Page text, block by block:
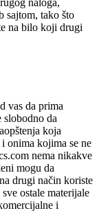
naloga,
sajtom, tako što
na bilo koji drugi
vas da prima
da
koja
onima kojima se ne
nema nikakve
mogu da
drugi način koriste
ostale materijale
i